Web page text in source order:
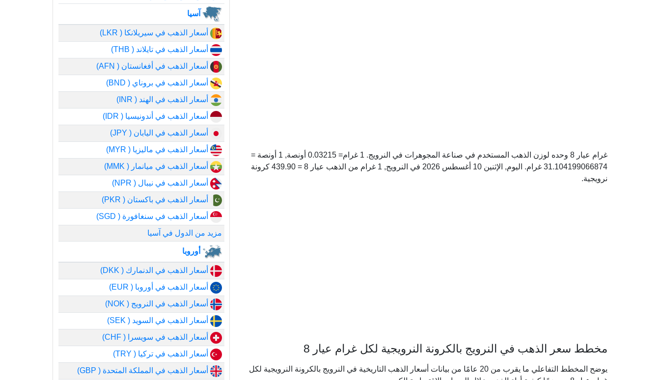
غرام عيار 8 وحده لوزن الذهب المستخدم في صناعة المجوهرات في النرويج. 1 غرام= 0.03215 أونصة, 1 أونصة =
31.104199066874 غرام. اليوم, الإثنين 10 أغسطس 2026 في النرويج, 1 غرام من الذهب عيار 8 = 439.90 كرونة
نرويجية.
مخطط سعر الذهب في النرويج بالكرونة النرويجية لكل غرام عيار 8
يوضح المخطط التفاعلي ما يقرب من 20 عامًا من بيانات أسعار الذهب التاريخية في النرويج بالكرونة النرويجية لكل
آسيا
أسعار الذهب في سيريلانكا ( LKR)
أسعار الذهب في تايلاند ( THB)
أسعار الذهب في أفغانستان ( AFN)
أسعار الذهب في بروناي ( BND)
أسعار الذهب في الهند ( INR)
أسعار الذهب في أندونيسيا ( IDR)
أسعار الذهب في اليابان ( JPY)
أسعار الذهب في ماليزيا ( MYR)
أسعار الذهب في ميانمار ( MMK)
أسعار الذهب في نيبال ( NPR)
أسعار الذهب في باكستان ( PKR)
أسعار الذهب في سنغافورة ( SGD)
مزيد من الدول في آسيا
أوروبا
أسعار الذهب في الدنمارك ( DKK)
أسعار الذهب في أوروبا ( EUR)
أسعار الذهب في النرويج ( NOK)
أسعار الذهب في السويد ( SEK)
أسعار الذهب في سويسرا ( CHF)
أسعار الذهب في تركيا ( TRY)
أسعار الذهب في المملكة المتحدة ( GBP)